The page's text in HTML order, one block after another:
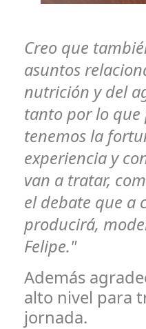
Creo que
asuntos
nutrición y del
tanto por lo que
tenemos la
experiencia y
van a tratar,
el debate que a
producirá,
Felipe."
Además
alto nivel para
jornada.